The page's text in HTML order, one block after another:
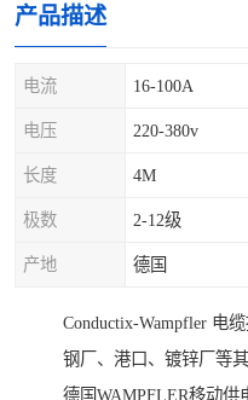
产品描述
电流 16-100A
电压 220-380v
长度 4M
极数 2-12级
产地 德国
Conductix-Wampfler 电
钢厂、港口、镀锌厂等其
德国WAMPFLER移动供